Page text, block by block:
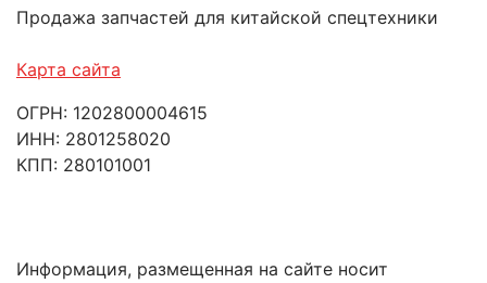
Продажа запчастей для китайской спецтехники
Карта сайта
ОГРН: 1202800004615
ИНН: 2801258020
КПП: 280101001
Информация, размещенная на сайте носит